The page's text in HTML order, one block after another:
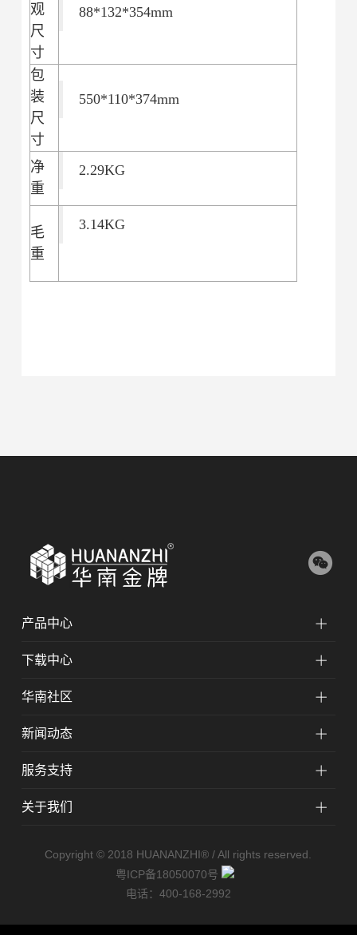
观
尺
寸
88*132*354mm
包
装
尺
寸
550*110*374mm
净
重
2.29KG
毛
重
3.14KG
产品中心
下载中心
华南社区
新闻动态
服务支持
关于我们
Copyright © 2018 HUANANZHI® / All rights reserved.
粤ICP备18050070号
电话：400-168-2992